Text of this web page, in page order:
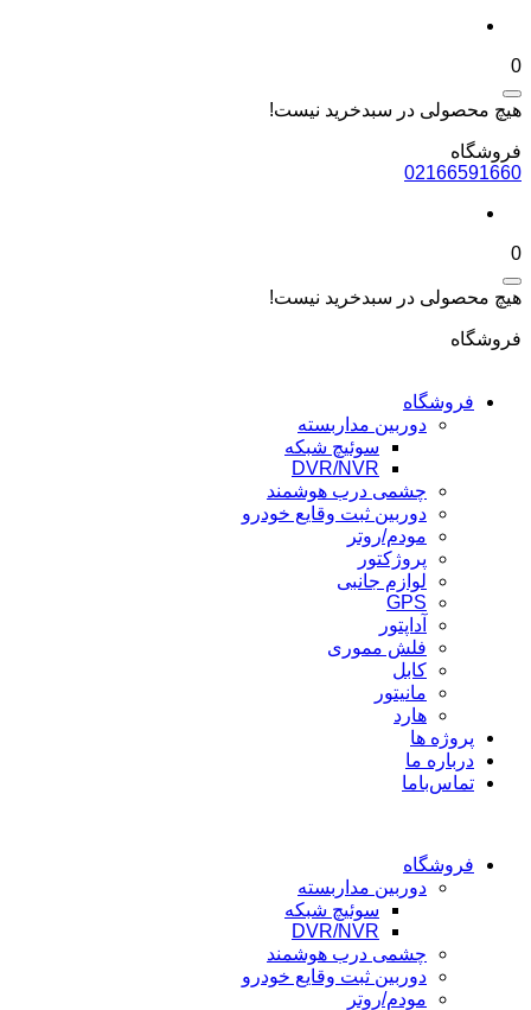
0
هیچ محصولی در سبدخرید نیست!
فروشگاه
02166591660
0
هیچ محصولی در سبدخرید نیست!
فروشگاه
فروشگاه
دوربین مداربسته
سوئیچ شبکه
DVR/NVR
چشمی درب هوشمند
دوربین ثبت وقایع خودرو
مودم/روتر
پروژکتور
لوازم جانبی
GPS
آداپتور
فلش مموری
کابل
مانیتور
هارد
پروژه ها
درباره ما
تماس‌باما
فروشگاه
دوربین مداربسته
سوئیچ شبکه
DVR/NVR
چشمی درب هوشمند
دوربین ثبت وقایع خودرو
مودم/روتر